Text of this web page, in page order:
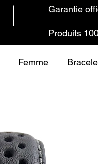
Produits
Garantie
Femme